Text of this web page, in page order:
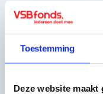
Toestemming
Deze website